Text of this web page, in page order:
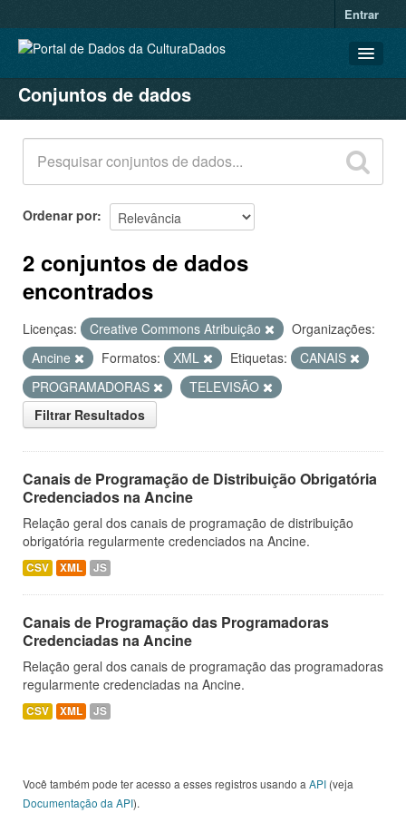
Entrar
CONJUNTOS DE DADOS
ORGANIZAÇÕES
GRUPOS
SOBRE
Conjuntos de dados
Ordenar por
2 conjuntos de dados
encontrados
Licenças: Creative Commons Atribuição
Organizações:
Ancine
Formatos: XML Etiquetas:
CANAIS
PROGRAMADORAS
TELEVISÃO
Filtrar Resultados
Canais de Programação de Distribuição Obrigatória
Credenciados na Ancine
Relação geral dos canais de programação de distribuição
obrigatória regularmente credenciados na Ancine.
CSV XML JS
Canais de Programação das Programadoras
Credenciadas na Ancine
Relação geral dos canais de programação das programadoras
regularmente credenciadas na Ancine.
CSV XML JS
Você também pode ter acesso a esses registros usando a API (veja
Documentação da API).